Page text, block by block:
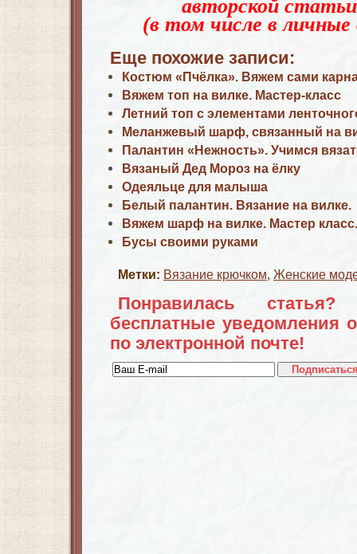
авторской
(в том числе в личные
Еще похожие записи:
Костюм «Пчёлка». Вяжем сами
Вяжем топ на вилке. Мастер-класс
Летний топ с элементами
Меланжевый шарф, связанный на
Палантин «Нежность». Учимся
Вязаный Дед Мороз на ёлку
Одеяльце для малыша
Белый палантин. Вязание на вилке.
Вяжем шарф на вилке. Мастер класс.
Бусы своими руками
Метки: Вязание крючком, Женские
Понравилась
бесплатные уведомления
по электронной почте!